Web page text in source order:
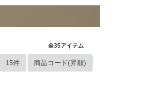
全35アイテム